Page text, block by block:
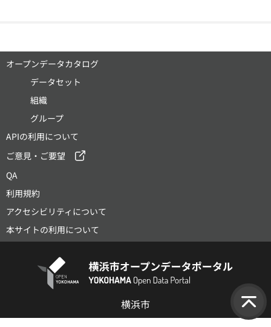
オープンデータカタログ
データセット
組織
グループ
APIの利用について
ご意見・ご要望
QA
利用規約
アクセシビリティについて
本サイトの利用について
横浜市